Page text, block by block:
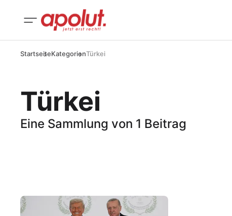
StartseiteKategorienTürkei
Türkei
Eine Sammlung von 1 Beitrag